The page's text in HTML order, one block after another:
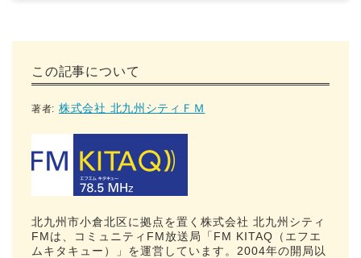
この記事について
著者: 株式会社 北九州シティＦＭ
北九州市小倉北区に拠点を置く株式会社 北九州シティ
FMは、コミュニティFM放送局「FM KITAQ（エフエ
ムキタキュー）」を運営しています。2004年の開局以